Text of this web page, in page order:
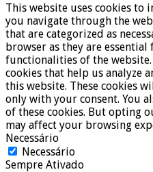
This website uses cookies to
you navigate through the
that are categorized as
browser as they are
functionalities of the
cookies that help us analyze
this website. These cookies
only with your consent. You
of these cookies. But opting
may affect your browsing
Necessário
Necessário
Sempre Ativado